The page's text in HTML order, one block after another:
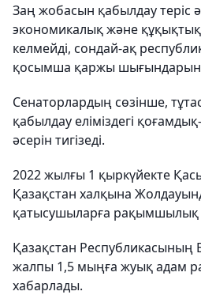
Заң жобасын қабылдау теріс
экономикалық және
келмейді, сондай-ақ
қосымша қаржы шығындарын
Сенаторлардың сөзінше,
қабылдау еліміздегі
әсерін тигізеді.
2022 жылғы 1 қыркүйекте
Қазақстан халқына
қатысушыларға рақымшылық
Қазақстан Республикасының
жалпы 1,5 мыңға жуық адам
хабарлады.